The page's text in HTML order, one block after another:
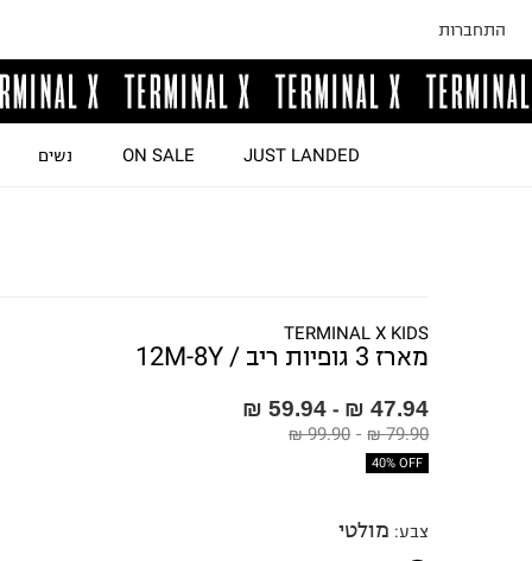
התחברות
JUST LANDED
ON SALE נשים
TERMINAL X KIDS
מארז 3 גופיות ריב / 12M-8Y
47.94 ₪
-
59.94 ₪
79.90 ₪
-
99.90 ₪
40% OFF
צבע: מולטי